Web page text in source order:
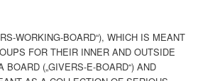
WORKING-BOARD“), WHICH IS MEANT
FOR THEIR INNER AND OUTSIDE
BOARD („GIVERS-E-BOARD“) AND